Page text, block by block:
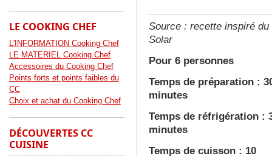
Source : recette inspiré
Solar
Pour 6 personnes
Temps de préparation :
minutes
Temps de réfrigération :
minutes
Temps de cuisson : 10
LE COOKING CHEF
L'INFORMATION Cooking Chef
LE MATERIEL Cooking Chef
Accessoires du Cooking Chef
Points forts et points faibles du
CC
Choix et achat du Cooking Chef
DÉCOUVERTES CC
CUISINE